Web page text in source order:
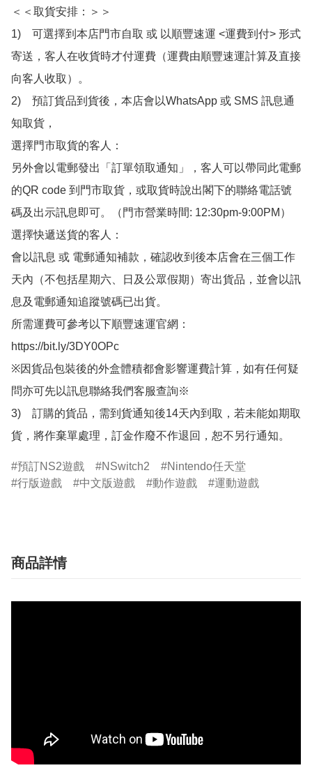
＜＜取貨安排：＞＞
1)　可選擇到本店門市自取 或 以順豐速運 <運費到付> 形式
寄送，客人在收貨時才付運費（運費由順豐速運計算及直接
向客人收取）。
2)　預訂貨品到貨後，本店會以WhatsApp 或 SMS 訊息通
知取貨，
選擇門市取貨的客人：
另外會以電郵發出「訂單領取通知」，客人可以帶同此電郵
的QR code 到門市取貨，或取貨時說出閣下的聯絡電話號
碼及出示訊息即可。（門市營業時間: 12:30pm-9:00PM）
選擇快遞送貨的客人：
會以訊息 或 電郵通知補款，確認收到後本店會在三個工作
天內（不包括星期六、日及公眾假期）寄出貨品，並會以訊
息及電郵通知追蹤號碼已出貨。
所需運費可參考以下順豐速運官網：
https://bit.ly/3DY0OPc
※因貨品包裝後的外盒體積都會影響運費計算，如有任何疑
問亦可先以訊息聯絡我們客服查詢※
3)　訂購的貨品，需到貨通知後14天內到取，若未能如期取
貨，將作棄單處理，訂金作廢不作退回，恕不另行通知。
預訂NS2遊戲 NSwitch2
Nintendo任天堂
行版遊戲
中文版遊戲 動作遊戲 運動遊戲
商品詳情